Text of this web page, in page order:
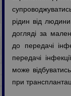
рідин від
догляді за
до передачі
передачі
може
при